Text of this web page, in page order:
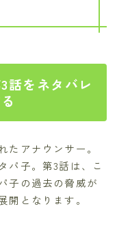
話をネタバレ
たアナウンサー。
パ子。第3話は、こ
子の過去の脅威が
開となります。